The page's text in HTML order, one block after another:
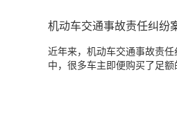
机动车交通事故责任纠纷
承担？
近年来，机动车交通事故责
中，很多车主即便购买了足额